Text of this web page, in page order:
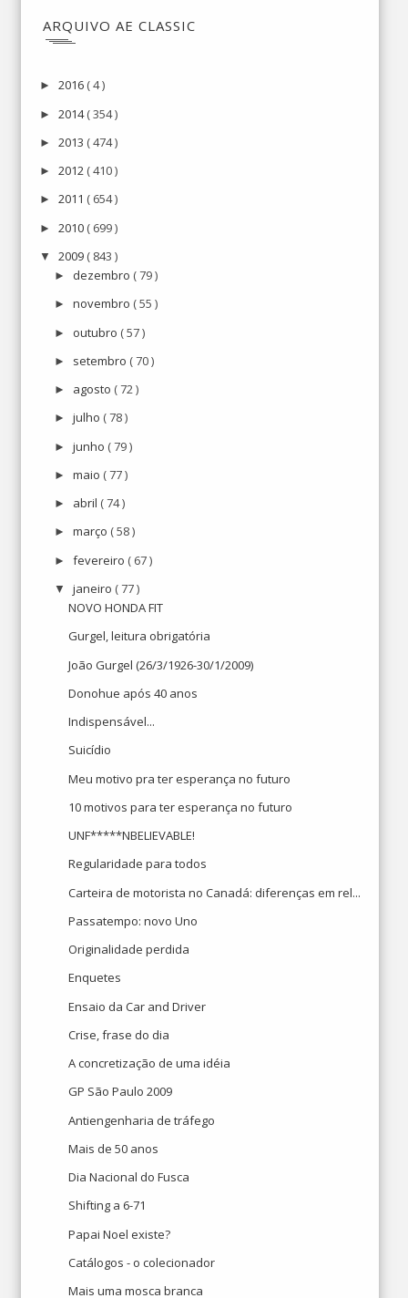
ARQUIVO AE CLASSIC
► 2016 ( 4 )
► 2014( 354 )
► 2013 ( 474 )
► 2012 ( 410 )
► 2011 ( 654 )
► 2010 ( 699 )
▼ 2009 ( 843 )
► dezembro ( 79 )
► novembro ( 55 )
► outubro ( 57 )
► setembro ( 70 )
► agosto ( 72 )
► julho ( 78 )
► junho ( 79 )
► maio ( 77 )
► abril ( 74 )
► março ( 58 )
► fevereiro ( 67 )
▼ janeiro ( 77 )
NOVO HONDA FIT
Gurgel, leitura obrigatória
João Gurgel (26/3/1926-30/1/2009)
Donohue após 40 anos
Indispensável...
Suicídio
Meu motivo pra ter esperança no futuro
10 motivos para ter esperança no futuro
UNF*****NBELIEVABLE!
Regularidade para todos
Carteira de motorista no Canadá: diferenças em rel...
Passatempo: novo Uno
Originalidade perdida
Enquetes
Ensaio da Car and Driver
Crise, frase do dia
A concretização de uma idéia
GP São Paulo 2009
Antiengenharia de tráfego
Mais de 50 anos
Dia Nacional do Fusca
Shifting a 6-71
Papai Noel existe?
Catálogos - o colecionador
Mais uma mosca branca